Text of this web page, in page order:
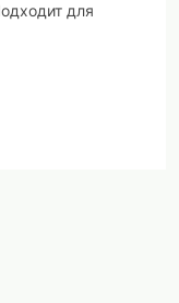
для